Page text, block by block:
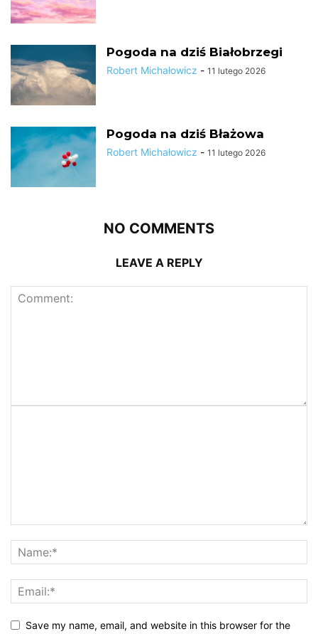
Pogoda na dziś Białobrzegi
Robert Michałowicz - 11 lutego 2026
Pogoda na dziś Błażowa
Robert Michałowicz - 11 lutego 2026
NO COMMENTS
LEAVE A REPLY
Save my name, email, and website in this browser for the